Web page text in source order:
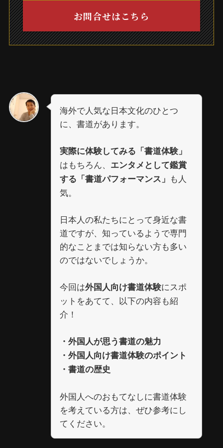
お問合せはこちら
海外で人気な日本文化のひとつ
に、書道があります。
実際に体験してみる「書道体験」
はもちろん、 エンタメとして鑑賞
する「書道パフォーマンス」 も人
気。
日本人の私たちにとって身近な書
道ですが、知っているようで専門
的なことまでは知らない方も多い
のではないでしょうか。
今回は外国人向け書道体験にスポ
ットをあてて、以下の内容も紹
介！
・外国人が思う書道の魅力
・外国人向け書道体験のポイント
・書道の歴史
外国人へのおもてなしに書道体験
を考えている方は、ぜひ参考にし
てください。